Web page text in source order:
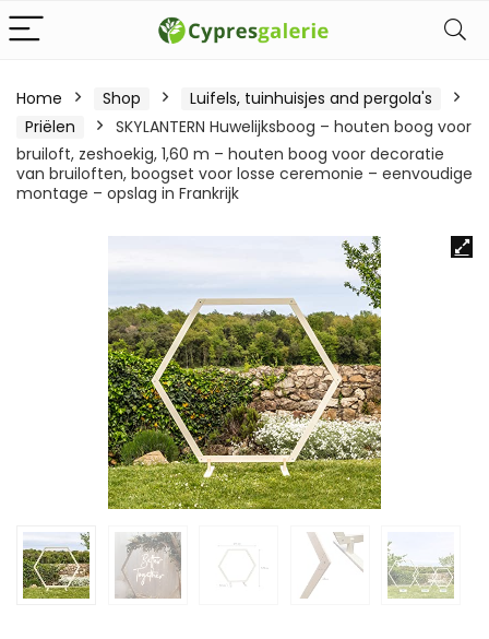
Home Shop
Luifels, tuinhuisjes and pergola's
Priëlen
SKYLANTERN Huwelijksboog – houten boog voor
bruiloft, zeshoekig, 1,60 m – houten boog voor decoratie
van bruiloften, boogset voor losse ceremonie – eenvoudige
montage – opslag in Frankrijk